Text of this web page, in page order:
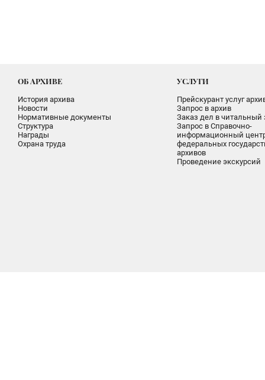
ОБ АРХИВЕ
История архива
Новости
Нормативные документы
Структура
Награды
Охрана труда
УСЛУГИ
Прейскурант услуг
Запрос в архив
Заказ дел в читальный
Запрос в Справочно-
информационный
федеральных
архивов
Проведение экскурсий